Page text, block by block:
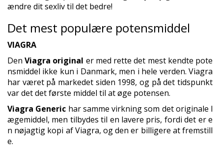
ændre dit sexliv til det bedre!
Det mest populære potensmiddel
VIAGRA
DenViagra original er med rette det mest kendte pote
nsmiddel ikke kun i Danmark, men i hele verden. Viagra
har været på markedet siden 1998, og på det tidspunkt
var det det første middel til at øge potensen.
Viagra Generic har samme virkning som det originale l
ægemiddel, men tilbydes til en lavere pris, fordi det er e
n nøjagtig kopi af Viagra, og den er billigere at fremstill
e.